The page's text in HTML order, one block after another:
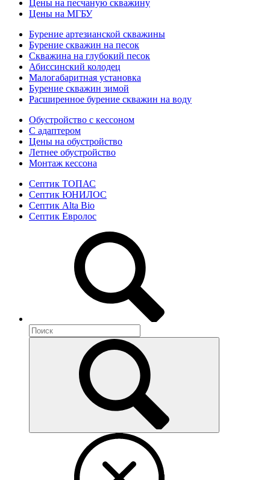
Цены на песчаную скважину
Цены на МГБУ
Бурение артезианской скважины
Бурение скважин на песок
Скважина на глубокий песок
Абиссинский колодец
Малогабаритная установка
Бурение скважин зимой
Расширенное бурение скважин на воду
Обустройство с кессоном
С адаптером
Цены на обустройство
Летнее обустройство
Монтаж кессона
Септик ТОПАС
Септик ЮНИЛОС
Септик Alta Bio
Септик Евролос